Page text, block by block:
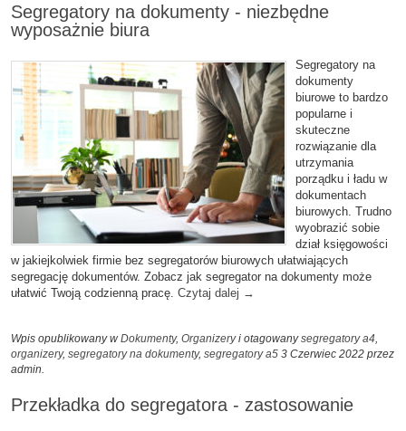
Segregatory na dokumenty - niezbędne
wyposażnie biura
Segregatory na
dokumenty
biurowe to bardzo
popularne i
skuteczne
rozwiązanie dla
utrzymania
porządku i ładu w
dokumentach
biurowych. Trudno
wyobrazić sobie
dział księgowości
w jakiejkolwiek firmie bez segregatorów biurowych ułatwiających
segregację dokumentów. Zobacz jak segregator na dokumenty może
ułatwić Twoją codzienną pracę. Czytaj dalej →
Wpis opublikowany w Dokumenty, Organizeryi otagowanysegregatory a4
organizery, segregatory na dokumenty, segregatory a5 3 Czerwiec 2022 przez
admin
Przekładka do segregatora - zastosowanie